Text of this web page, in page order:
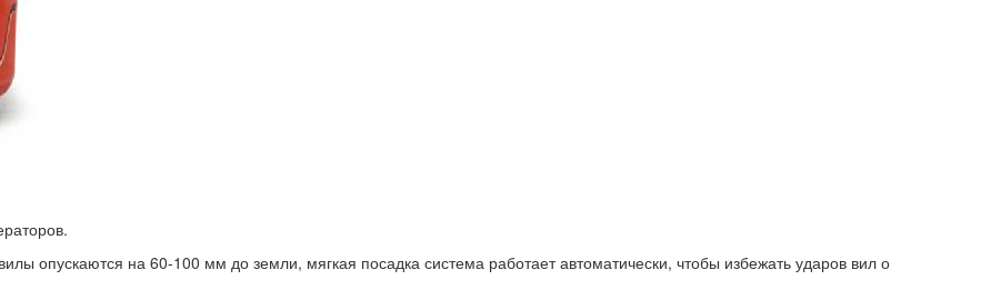
опускаются на 60-100 мм до земли, мягкая посадка система работает автоматически, чтобы избежать ударов вил о